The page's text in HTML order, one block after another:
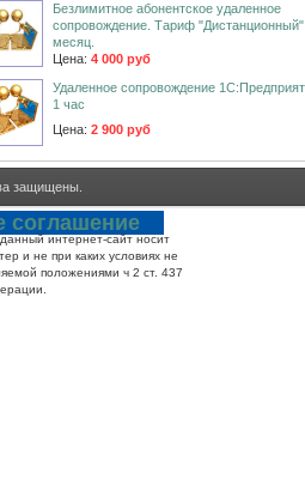
Безлимитное абонентское удаленное
сопровождение. Тариф
месяц.
Цена: 4 000 руб
Удаленное сопровождение
1 час
Цена: 2 900 руб
защищены.
соглашение
интернет-сайт носит
и не при каких условиях не
положениями ч 2 ст. 437